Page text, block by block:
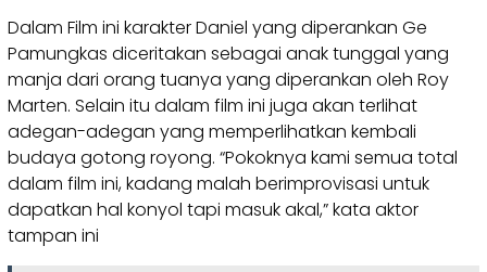
Dalam Film ini karakter Daniel yang diperankan Ge
Pamungkas diceritakan sebagai anak tunggal yang
manja dari orang tuanya yang diperankan oleh Roy
Marten. Selain itu dalam film ini juga akan terlihat
adegan-adegan yang memperlihatkan kembali
budaya gotong royong. “Pokoknya kami semua total
dalam film ini, kadang malah berimprovisasi untuk
dapatkan hal konyol tapi masuk akal,” kata aktor
tampan ini